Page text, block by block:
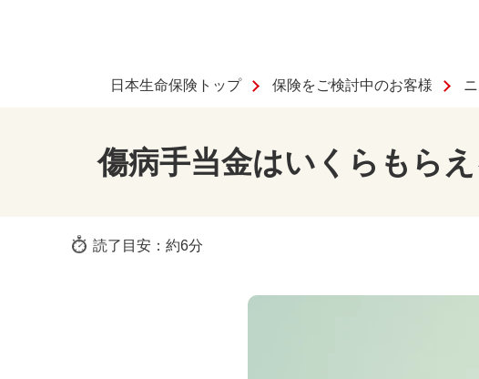
日本生命保険トップ 保険をご検討中のお客様
傷病手当金はいくらもら
読了目安：約6分